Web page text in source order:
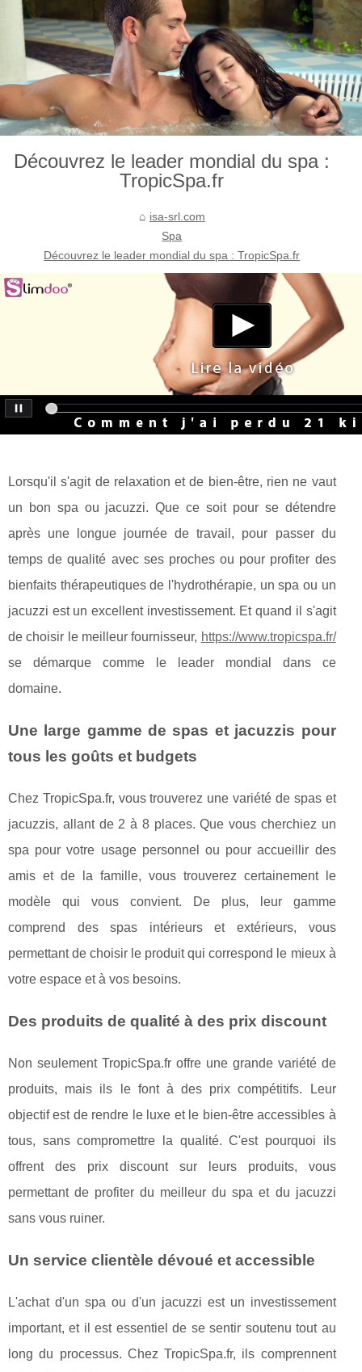
Découvrez le leader mondial du spa :
TropicSpa.fr
isa-srl.com
Spa
Découvrez le leader mondial du spa : TropicSpa.fr
Lorsqu'il s'agit de relaxation et de bien-être, rien ne vaut
un bon spa ou jacuzzi. Que ce soit pour se détendre
après une longue journée de travail, pour passer du
temps de qualité avec ses proches ou pour profiter des
bienfaits thérapeutiques de l'hydrothérapie, un spa ou un
jacuzzi est un excellent investissement. Et quand il s'agit
de choisir le meilleur fournisseur, https://www.tropicspa.fr/
se démarque comme le leader mondial dans ce
domaine.
Une large gamme de spas et jacuzzis pour
tous les goûts et budgets
Chez TropicSpa.fr, vous trouverez une variété de spas et
jacuzzis, allant de 2 à 8 places. Que vous cherchiez un
spa pour votre usage personnel ou pour accueillir des
amis et de la famille, vous trouverez certainement le
modèle qui vous convient. De plus, leur gamme
comprend des spas intérieurs et extérieurs, vous
permettant de choisir le produit qui correspond le mieux à
votre espace et à vos besoins.
Des produits de qualité à des prix discount
Non seulement TropicSpa.fr offre une grande variété de
produits, mais ils le font à des prix compétitifs. Leur
objectif est de rendre le luxe et le bien-être accessibles à
tous, sans compromettre la qualité. C'est pourquoi ils
offrent des prix discount sur leurs produits, vous
permettant de profiter du meilleur du spa et du jacuzzi
sans vous ruiner.
Un service clientèle dévoué et accessible
L'achat d'un spa ou d'un jacuzzi est un investissement
important, et il est essentiel de se sentir soutenu tout au
long du processus. Chez TropicSpa.fr, ils comprennent